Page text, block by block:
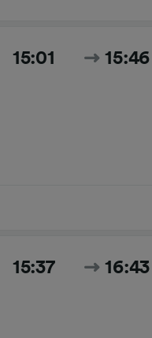
15:01 15:46
15:37 16:43